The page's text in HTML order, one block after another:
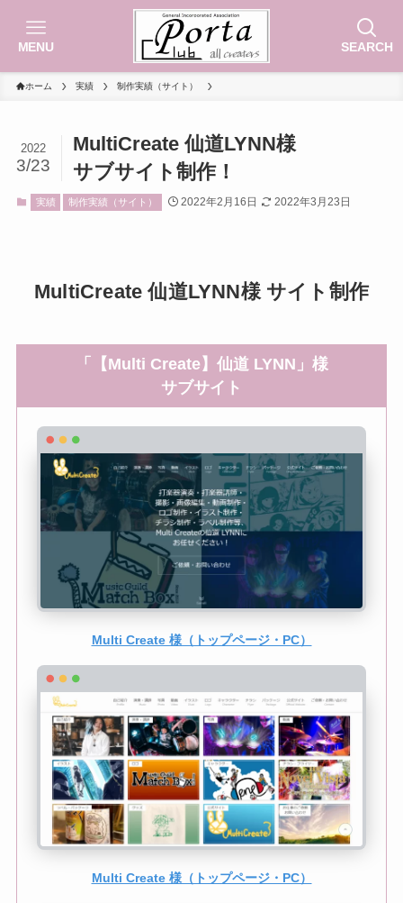
SEARCH
MENU
ホーム 実績 制作実績（サイト）
MultiCreate 仙道LYNN様
サブサイト制作！
2022
3/23
実績 制作実績（サイト） 2022年2月16日 2022年3月23日
MultiCreate 仙道LYNN様 サイト制作
「【Multi Create】仙道 LYNN」様
サブサイト
Multi Create 様（トップページ・PC）
Multi Create 様（トップページ・PC）